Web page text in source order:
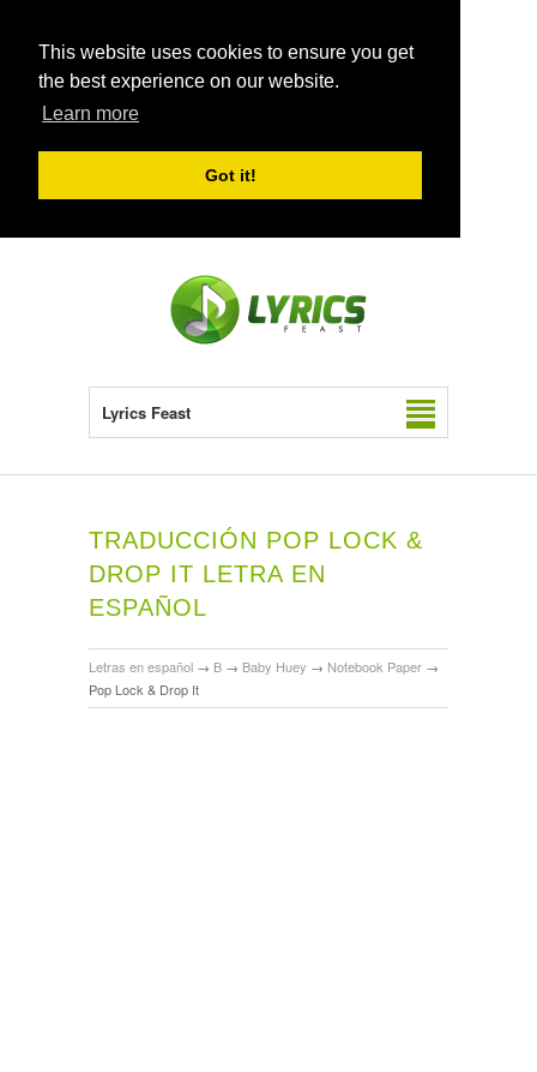
This website uses cookies to ensure you get
the best experience on our website.
Learn more
Got it!
Lyrics Feast
TRADUCCIÓN POP LOCK &
DROP IT LETRA EN
ESPAÑOL
Letras en español → B → Baby Huey → Notebook Paper →
Pop Lock & Drop It